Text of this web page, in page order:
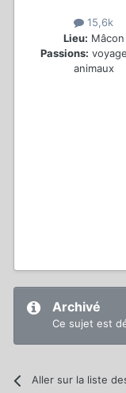
15,6k
Lieu: Mâcon
Passions:
animaux
Archivé
Ce sujet est
Aller sur la liste